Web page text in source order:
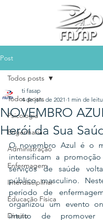
Post
Todos posts
Psicologia
Engenharia
Administração
Enfermagem
Interdisciplinar
Educação Física
Direito
Todos posts
NOVEMBRO
Herói da Sua
ti fasap
4 de jan. de 2021 1 min de
O novembro Azul é o
intensificam a
serviços de saúde
público masculino.
período de
organizou um evento
intuito de promover